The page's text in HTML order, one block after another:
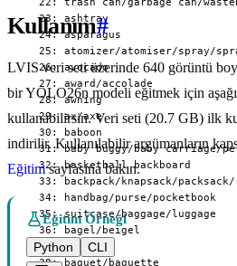
Kullanım#
LVIS veri seti üzerinde 640 görüntü
bir YOLO26n modeli eğitmek için
kullanabilirsin. Veri seti (20.7 GB) ilk
indirilir. Kullanılabilir argümanların
Eğitimsayfasına bakın.
Eğitim Örneği
Python
CLI